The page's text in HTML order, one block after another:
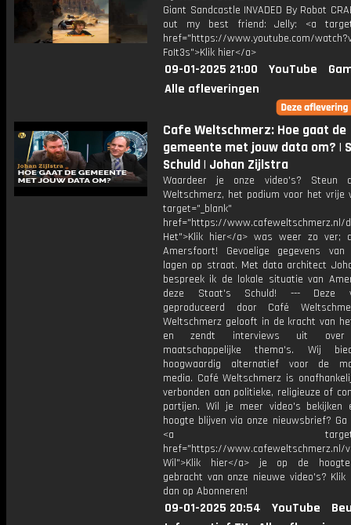
Giant Sandcastle INVADED By Robot
out my best friend: Jelly: <a
href="https://www.youtube.com/
FoIt3s">Klik hier</a>
09-01-2025 21:00 YouTube
Alle afleveringen
Cafe Weltschmerz: Hoe gaat de
gemeente met jouw data om? |
Schuld | Johan Zijlstra
Waardeer je onze video's? Steun
Weltschmerz, het podium voor het vrije
target="_blank"
href="https://www.cafeweltschmerz.nl/
Het">Klik hier</a> was weer zo ver;
Amersfoort! Gevoelige gegevens van
lagen op straat. Met data architect
bespreek ik de lokale situatie van
deze Staat's Schuld! --- Deze
geproduceerd door Café
Weltschmerz gelooft in de kracht van
en zendt interviews uit over
maatschappelijke thema's. Wij
hoogwaardig alternatief voor de
media. Café Weltschmerz is
verbonden aan politieke, religieuze of
partijen. Wil je meer video's bekijken
hoogte blijven via onze nieuwsbrief? Ga
<a
href="https://www.cafeweltschmerz.nl/
Wil">Klik hier</a> je op de
gebracht van onze nieuwe video's? Klik
dan op Abonneren!
09-01-2025 20:54 YouTube